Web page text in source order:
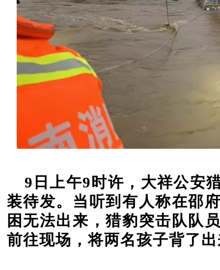
9日上午9时许，大祥公安
装待发。 当听到有人称在邵
困无法出来，猎豹突击队队
前往现场，将两名孩子背了